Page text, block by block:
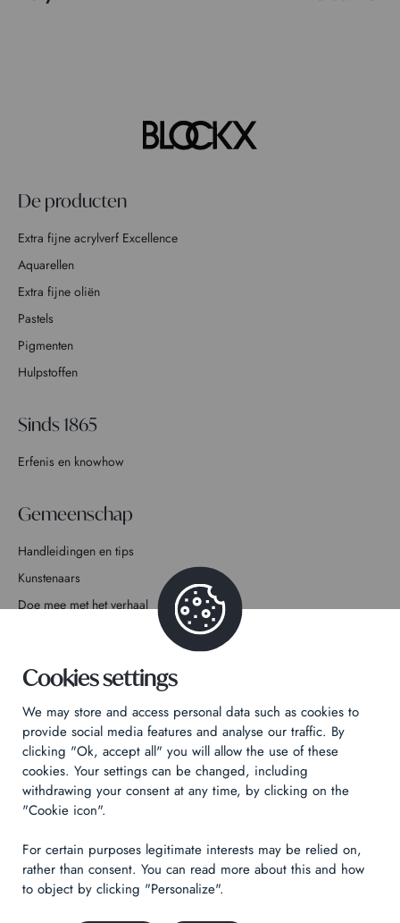
De producten
Extra fijne acrylverf Excellence
Aquarellen
Extra fijne oliën
Pastels
Pigmenten
Hulpstoffen
Sinds 1865
Erfenis en knowhow
Gemeenschap
Handleidingen en tips
Kunstenaars
Doe mee met het verhaal
Privacybeleid
Juridische informatie
Technical & Legal informations
Made byIzhak
Cookies settings
We may store and access personal data such as cookies to
provide social media features and analyse our traffic. By
clicking "Ok, accept all" you will allow the use of these
cookies. Your settings can be changed, including
withdrawing your consent at any time, by clicking on the
"Cookie icon".
For certain purposes legitimate interests may be relied on,
rather than consent. You can read more about this and how
to object by clicking "Personalize".